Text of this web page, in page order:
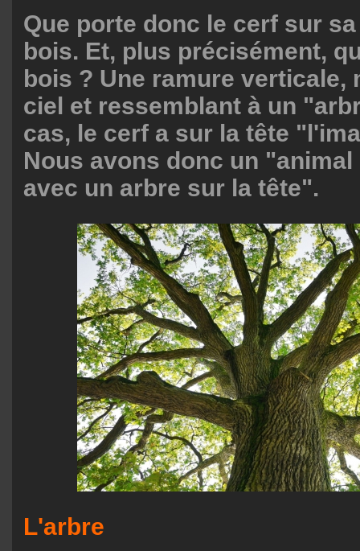
Que porte donc le cerf sur
bois. Et, plus précisément,
bois ? Une ramure verticale,
ciel et ressemblant à un
cas, le cerf a sur la tête
Nous avons donc un "animal
avec un arbre sur la tête".
L'arbre